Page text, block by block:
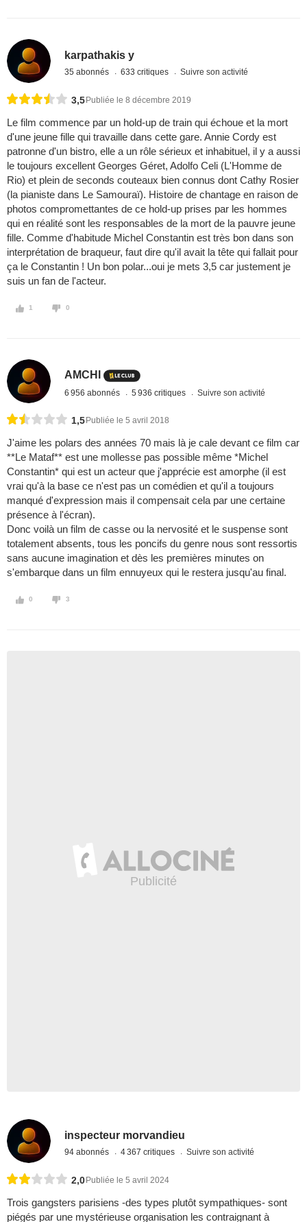
karpathakis y
35 abonnés 633 critiques Suivre son activité
3,5 Publiée le 8 décembre 2019
Le film commence par un hold-up de train qui échoue et la mort
d'une jeune fille qui travaille dans cette gare. Annie Cordy est
patronne d'un bistro, elle a un rôle sérieux et inhabituel, il y a aussi
le toujours excellent Georges Géret, Adolfo Celi (L'Homme de
Rio) et plein de seconds couteaux bien connus dont Cathy Rosier
(la pianiste dans Le Samouraï). Histoire de chantage en raison de
photos compromettantes de ce hold-up prises par les hommes
qui en réalité sont les responsables de la mort de la pauvre jeune
fille. Comme d'habitude Michel Constantin est très bon dans son
interprétation de braqueur, faut dire qu'il avait la tête qui fallait pour
ça le Constantin ! Un bon polar...oui je mets 3,5 car justement je
suis un fan de l'acteur.
1 0
AMCHI
6 956 abonnés 5 936 critiques Suivre son activité
1,5 Publiée le 5 avril 2018
J'aime les polars des années 70 mais là je cale devant ce film car
**Le Mataf** est une mollesse pas possible même *Michel
Constantin* qui est un acteur que j'apprécie est amorphe (il est
vrai qu'à la base ce n'est pas un comédien et qu'il a toujours
manqué d'expression mais il compensait cela par une certaine
présence à l'écran).
Donc voilà un film de casse ou la nervosité et le suspense sont
totalement absents, tous les poncifs du genre nous sont ressortis
sans aucune imagination et dès les premières minutes on
s'embarque dans un film ennuyeux qui le restera jusqu'au final.
0 3
inspecteur morvandieu
94 abonnés 4 367 critiques Suivre son activité
2,0 Publiée le 5 avril 2024
Trois gangsters parisiens -des types plutôt sympathiques- sont
piégés par une mystérieuse organisation les contraignant à